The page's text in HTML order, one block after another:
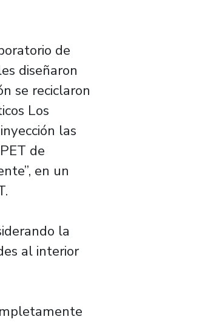
de
diseñaron
se reciclaron
Los
las
de
en un
la
al interior